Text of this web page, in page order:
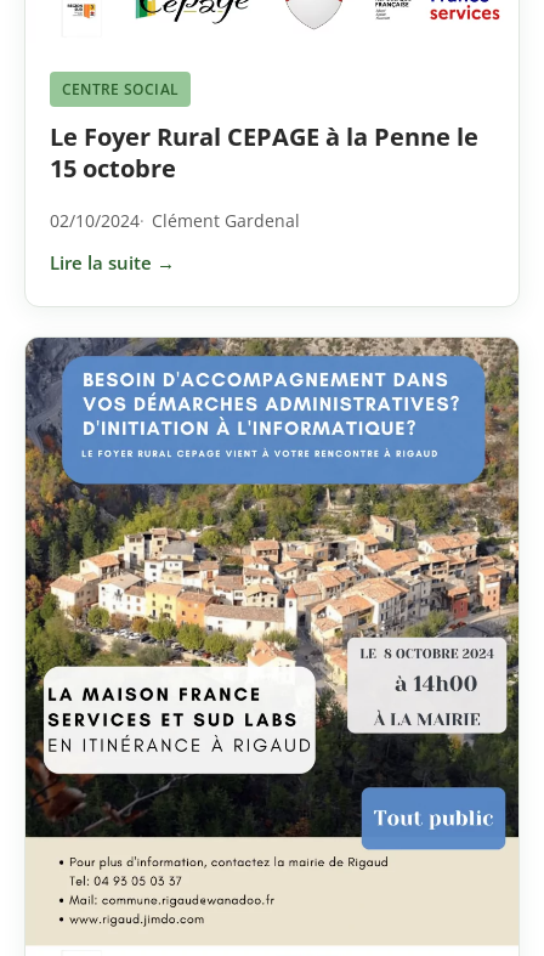
CENTRE SOCIAL
Le Foyer Rural CEPAGE à la Penne le
15 octobre
02/10/2024 Clément Gardenal
Lire la suite →